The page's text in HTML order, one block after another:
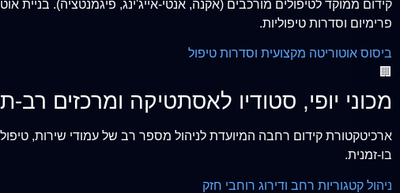
פרימיום וסדרות טיפוליות.
ביסוס אוטוריטה מקצועית וסדרות טיפול
🏢
מכוני יופי, סטודיו לאסתטיקה ומרכזים רב-
ארכיטקטורת קידום רחבה המיועדת לניהול מספר רב של עמודי שירות,
בו-זמנית.
ניהול קטגוריות רחב ודירוג רוחבי חזק